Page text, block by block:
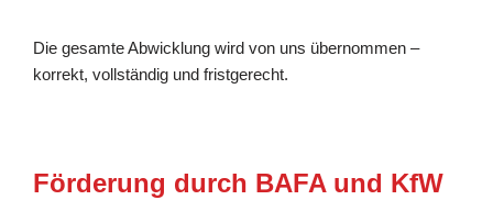
Die gesamte Abwicklung wird von uns übernommen –
korrekt, vollständig und fristgerecht.
Förderung durch BAFA und KfW